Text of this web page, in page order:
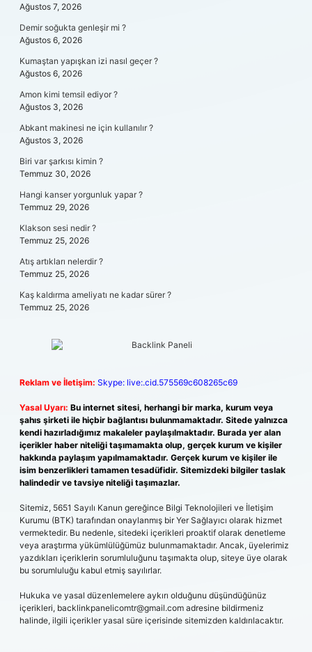
Ağustos 7, 2026
Demir soğukta genleşir mi ?
Ağustos 6, 2026
Kumaştan yapışkan izi nasıl geçer ?
Ağustos 6, 2026
Amon kimi temsil ediyor ?
Ağustos 3, 2026
Abkant makinesi ne için kullanılır ?
Ağustos 3, 2026
Biri var şarkısı kimin ?
Temmuz 30, 2026
Hangi kanser yorgunluk yapar ?
Temmuz 29, 2026
Klakson sesi nedir ?
Temmuz 25, 2026
Atış artıkları nelerdir ?
Temmuz 25, 2026
Kaş kaldırma ameliyatı ne kadar sürer ?
Temmuz 25, 2026
Reklam ve İletişim: Skype: live:.cid.575569c608265c69
Yasal Uyarı: Bu internet sitesi, herhangi bir marka, kurum veya
şahıs şirketi ile hiçbir bağlantısı bulunmamaktadır. Sitede yalnızca
kendi hazırladığımız makaleler paylaşılmaktadır. Burada yer alan
içerikler haber niteliği taşımamakta olup, gerçek kurum ve kişiler
hakkında paylaşım yapılmamaktadır. Gerçek kurum ve kişiler ile
isim benzerlikleri tamamen tesadüfidir. Sitemizdeki bilgiler taslak
halindedir ve tavsiye niteliği taşımazlar.
Sitemiz, 5651 Sayılı Kanun gereğince Bilgi Teknolojileri ve İletişim
Kurumu (BTK) tarafından onaylanmış bir Yer Sağlayıcı olarak hizmet
vermektedir. Bu nedenle, sitedeki içerikleri proaktif olarak denetleme
veya araştırma yükümlülüğümüz bulunmamaktadır. Ancak, üyelerimiz
yazdıkları içeriklerin sorumluluğunu taşımakta olup, siteye üye olarak
bu sorumluluğu kabul etmiş sayılırlar.
Hukuka ve yasal düzenlemelere aykırı olduğunu düşündüğünüz
içerikleri, backlinkpanelicomtr@gmail.com adresine bildirmeniz
halinde, ilgili içerikler yasal süre içerisinde sitemizden kaldırılacaktır.